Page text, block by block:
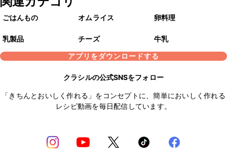
ごはんもの オムライス 卵料理
乳製品 チーズ
牛乳
アプリをダウンロードする
クラシルの公式SNSをフォロー
「きちんとおいしく作れる」をコンセプトに、簡単においしく作れる
レシピ動画を毎日配信しています。